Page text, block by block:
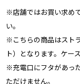
※店舗ではお買い求め
い。
※こちらの商品はスト
ト）となります。ケー
※充電口にフタがあっ
ただけません。